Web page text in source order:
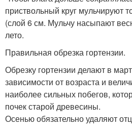
приствольный круг мульчируют
(слой 6 см. Мульчу насыпают
лето.
Правильная обрезка гортензии.
Обрезку гортензии делают в
зависимости от возраста и
наиболее сильных побегов,
почек старой древесины.
Осенью обязательно удаляют